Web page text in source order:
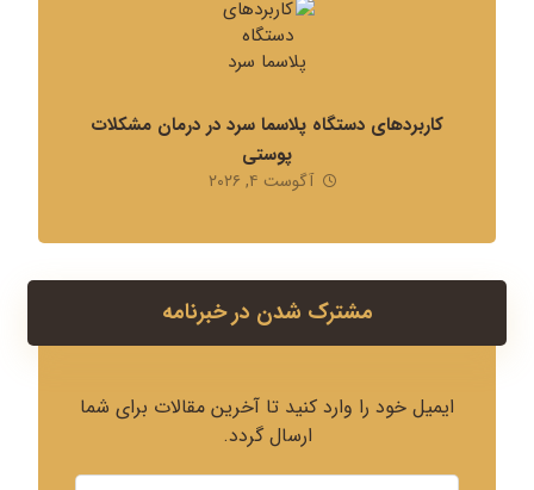
کاربردهای دستگاه پلاسما سرد در درمان مشکلات
پوستی
آگوست ۴, ۲۰۲۶
مشترک شدن در خبرنامه
ایمیل خود را وارد کنید تا آخرین مقالات برای شما
ارسال گردد.